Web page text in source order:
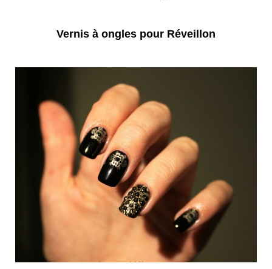
Vernis à ongles pour Réveillon